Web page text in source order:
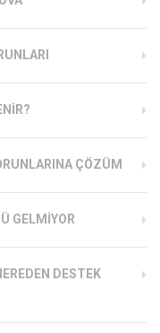
ÇÖZÜM
GELMIYOR
DESTEK